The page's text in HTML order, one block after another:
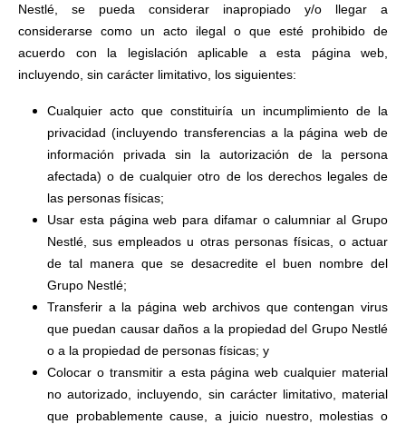
Nestlé, se pueda considerar inapropiado y/o llegar a
considerarse como un acto ilegal o que esté prohibido de
acuerdo con la legislación aplicable a esta página web,
incluyendo, sin carácter limitativo, los siguientes:
Cualquier acto que constituiría un incumplimiento de la
privacidad (incluyendo transferencias a la página web de
información privada sin la autorización de la persona
afectada) o de cualquier otro de los derechos legales de
las personas físicas;
Usar esta página web para difamar o calumniar al Grupo
Nestlé, sus empleados u otras personas físicas, o actuar
de tal manera que se desacredite el buen nombre del
Grupo Nestlé;
Transferir a la página web archivos que contengan virus
que puedan causar daños a la propiedad del Grupo Nestlé
o a la propiedad de personas físicas; y
Colocar o transmitir a esta página web cualquier material
no autorizado, incluyendo, sin carácter limitativo, material
que probablemente cause, a juicio nuestro, molestias o